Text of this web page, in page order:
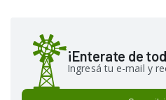
¡Enterate de
Ingresá tu e-mail y